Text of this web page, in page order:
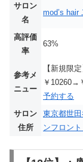
サロン
名
mod’s hair
高評価
率
63%
参考メ
ニュー
【新規限
￥10260→
予約する
サロン
住所
東京都世
ンフロン